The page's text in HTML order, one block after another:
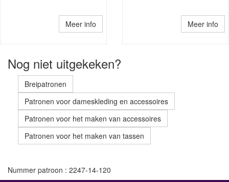
Meer info Meer info
Nog niet uitgekeken?
Breipatronen
Patronen voor dameskleding en accessoires
Patronen voor het maken van accessoires
Patronen voor het maken van tassen
Nummer patroon : 2247-14-120